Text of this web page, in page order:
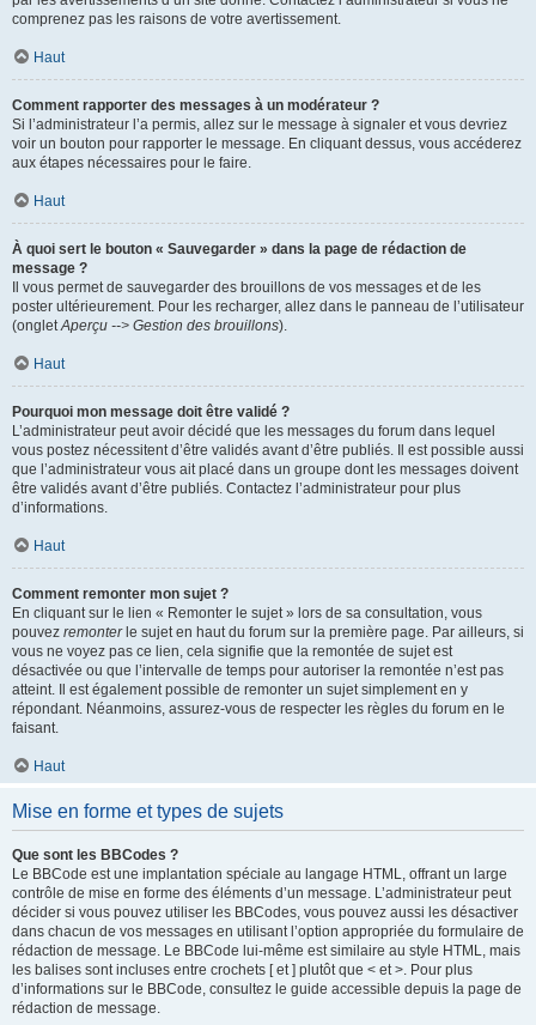
comprenez pas les raisons de votre avertissement.
Haut
Comment rapporter des messages à un modérateur ?
Si l’administrateur l’a permis, allez sur le message à signaler et vous devriez
voir un bouton pour rapporter le message. En cliquant dessus, vous accéderez
aux étapes nécessaires pour le faire.
Haut
À quoi sert le bouton « Sauvegarder » dans la page de rédaction de
message ?
Il vous permet de sauvegarder des brouillons de vos messages et de les
poster ultérieurement. Pour les recharger, allez dans le panneau de l’utilisateur
(ongletAperçu --> Gestion des brouillons).
Haut
Pourquoi mon message doit être validé ?
L’administrateur peut avoir décidé que les messages du forum dans lequel
vous postez nécessitent d’être validés avant d’être publiés. Il est possible aussi
que l’administrateur vous ait placé dans un groupe dont les messages doivent
être validés avant d’être publiés. Contactez l’administrateur pour plus
d’informations.
Haut
Comment remonter mon sujet ?
En cliquant sur le lien « Remonter le sujet » lors de sa consultation, vous
pouvez remonterle sujet en haut du forum sur la première page. Par ailleurs, si
vous ne voyez pas ce lien, cela signifie que la remontée de sujet est
désactivée ou que l’intervalle de temps pour autoriser la remontée n’est pas
atteint. Il est également possible de remonter un sujet simplement en y
répondant. Néanmoins, assurez-vous de respecter les règles du forum en le
faisant.
Haut
Mise en forme et types de sujets
Que sont les BBCodes ?
Le BBCode est une implantation spéciale au langage HTML, offrant un large
contrôle de mise en forme des éléments d’un message. L’administrateur peut
décider si vous pouvez utiliser les BBCodes, vous pouvez aussi les désactiver
dans chacun de vos messages en utilisant l’option appropriée du formulaire de
rédaction de message. Le BBCode lui-même est similaire au style HTML, mais
les balises sont incluses entre crochets [ et ] plutôt que < et >. Pour plus
d’informations sur le BBCode, consultez le guide accessible depuis la page de
rédaction de message.